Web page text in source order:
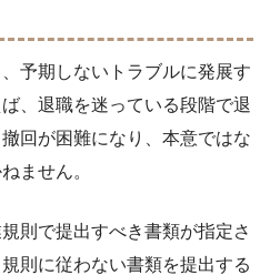
予期しないトラブルに発展す
、退職を迷っている段階で退
回が困難になり、本意ではな
ません。
則で提出すべき書類が指定さ
則に従わない書類を提出する